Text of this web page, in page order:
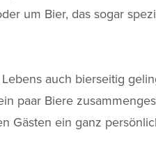
um Bier, das sogar
auch bierseitig
paar Biere
Gästen ein ganz